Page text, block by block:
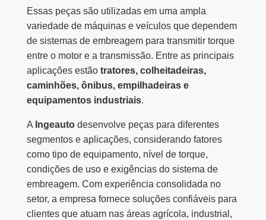
Essas peças são utilizadas em uma ampla
variedade de máquinas e veículos que dependem
de sistemas de embreagem para transmitir torque
entre o motor e a transmissão. Entre as principais
aplicações estão tratores, colheitadeiras,
caminhões, ônibus, empilhadeiras e
equipamentos industriais.
A Ingeauto desenvolve peças para diferentes
segmentos e aplicações, considerando fatores
como tipo de equipamento, nível de torque,
condições de uso e exigências do sistema de
embreagem. Com experiência consolidada no
setor, a empresa fornece soluções confiáveis para
clientes que atuam nas áreas agrícola, industrial,